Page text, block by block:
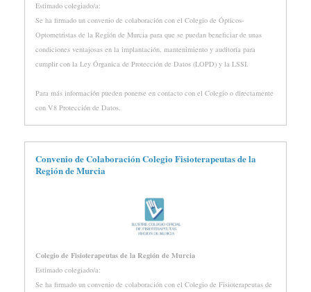
Estimado colegiado/a:
Se ha firmado un convenio de colaboración con el Colegio de Ópticos-
Optometristas de la Región de Murcia para que se puedan beneficiar de unas
condiciones ventajosas en la implantación, mantenimiento y auditoría para
cumplir con la Ley Órganica de Protección de Datos (LOPD) y la LSSI.
Para más información pueden ponerse en contacto con el Colegio o directamente
con V8 Protección de Datos.
Convenio de Colaboración Colegio Fisioterapeutas de la
Región de Murcia
Colegio de Fisioterapeutas de la Región de Murcia
Estimado colegiado/a:
Se ha firmado un convenio de colaboración con el Colegio de Fisioterapeutas de